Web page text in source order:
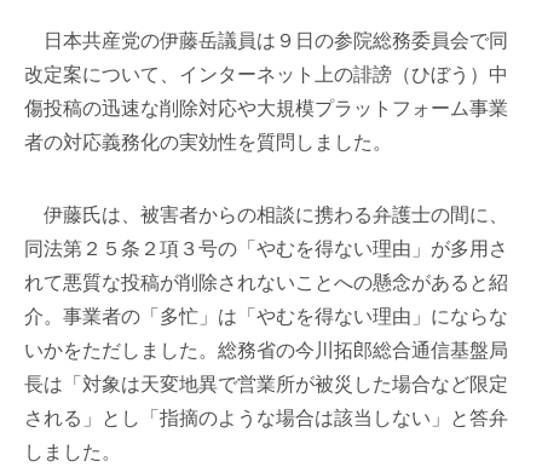
日本共産党の伊藤岳議員は９日の参院総務委員会で同
改定案について、インターネット上の誹謗（ひぼう）中
傷投稿の迅速な削除対応や大規模プラットフォーム事業
者の対応義務化の実効性を質問しました。
伊藤氏は、被害者からの相談に携わる弁護士の間に、
同法第２５条２項３号の「やむを得ない理由」が多用さ
れて悪質な投稿が削除されないことへの懸念があると紹
介。事業者の「多忙」は「やむを得ない理由」にならな
いかをただしました。総務省の今川拓郎総合通信基盤局
長は「対象は天変地異で営業所が被災した場合など限定
される」とし「指摘のような場合は該当しない」と答弁
しました。